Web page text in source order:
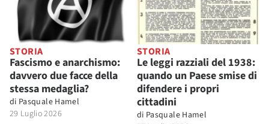
STORIA
Fascismo e anarchismo:
davvero due facce della
stessa medaglia?
di Pasquale Hamel
29 Luglio 2026
STORIA
Le leggi razziali del 1938:
quando un Paese smise di
difendere i propri
cittadini
di Pasquale Hamel